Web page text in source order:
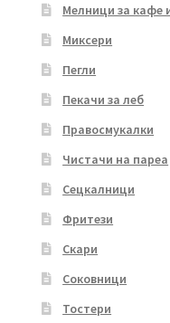
Мелници за кафе
Миксери
Пегли
Пекачи за леб
Правосмукалки
Чистачи на пареа
Сецкалници
Фритези
Скари
Соковници
Тостери